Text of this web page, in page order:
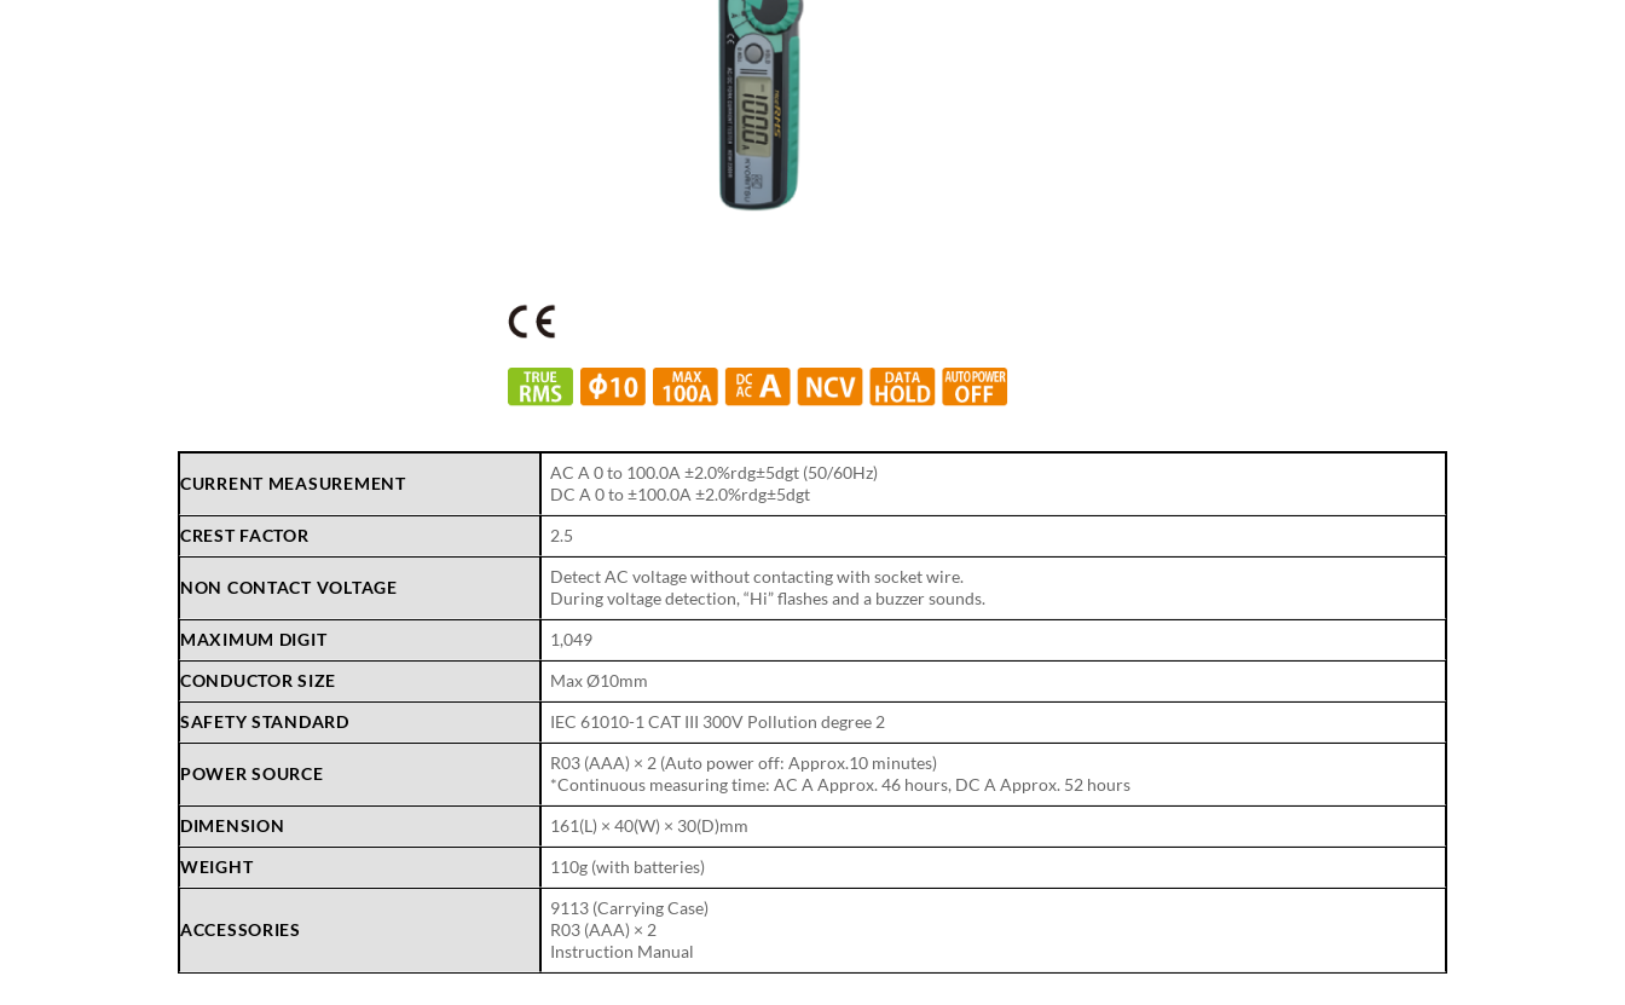
CURRENT MEASUREMENT
AC A 0 to 100.0A ±2.0%rdg±5dgt (50/60Hz)
DC A 0 to ±100.0A ±2.0%rdg±5dgt
CREST FACTOR
2.5
NON CONTACT VOLTAGE
Detect AC voltage without contacting with socket wire.
During voltage detection, “Hi” flashes and a buzzer sounds.
MAXIMUM DIGIT
1,049
CONDUCTOR SIZE
Max Ø10mm
SAFETY STANDARD
IEC 61010-1 CAT III 300V Pollution degree 2
POWER SOURCE
R03 (AAA) × 2 (Auto power off: Approx.10 minutes)
*Continuous measuring time: AC A Approx. 46 hours, DC A Approx. 52 hours
DIMENSION
161(L) × 40(W) × 30(D)mm
WEIGHT
110g (with batteries)
ACCESSORIES
9113 (Carrying Case)
R03 (AAA) × 2
Instruction Manual